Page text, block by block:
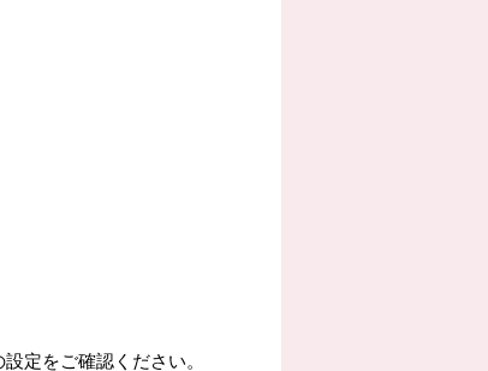
定をご確認ください。